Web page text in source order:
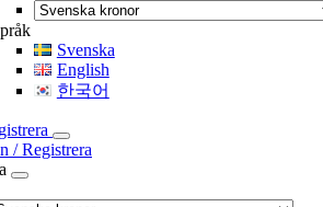
Svenska
English
한국어
/ Registrera